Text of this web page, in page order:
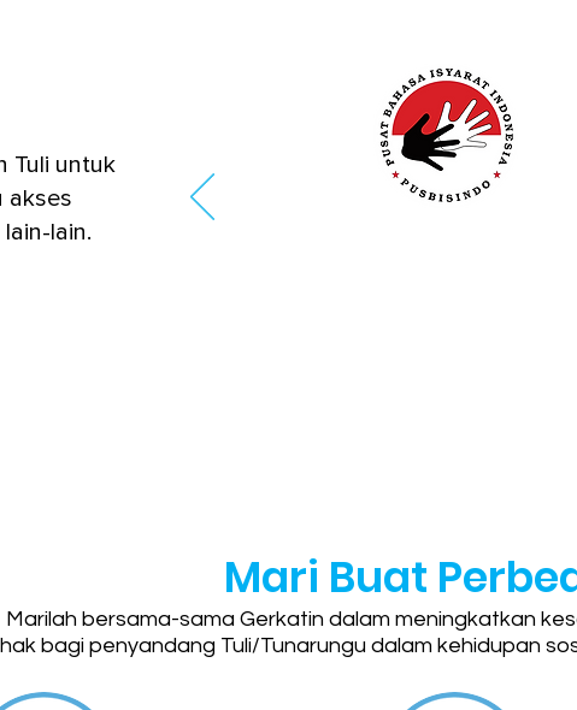
Tuli untuk
akses
lain.
Mari Buat
Marilah bersama-sama Gerkatin dalam meningkatkan
hak bagi penyandang Tuli/Tunarungu dalam kehidupan